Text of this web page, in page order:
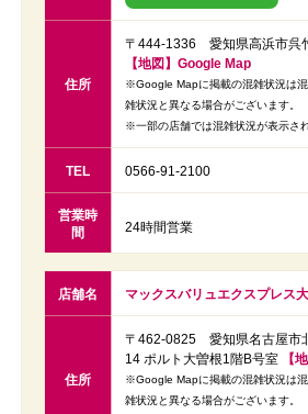
住所
〒444-1336 愛知県高浜市呉
【地図】Google Map
※Google Mapに掲載の混雑状況は
雑状況と異なる場合がございます。
※一部の店舗では混雑状況が表示さ
TEL 0566‐91‐2100
営業時
間
24時間営業
店舗名 マックスバリュエクスプレス
住所
〒462-0825 愛知県名古屋市
14 ポルト大曽根1階B号室
【
※Google Mapに掲載の混雑状況は
雑状況と異なる場合がございます。